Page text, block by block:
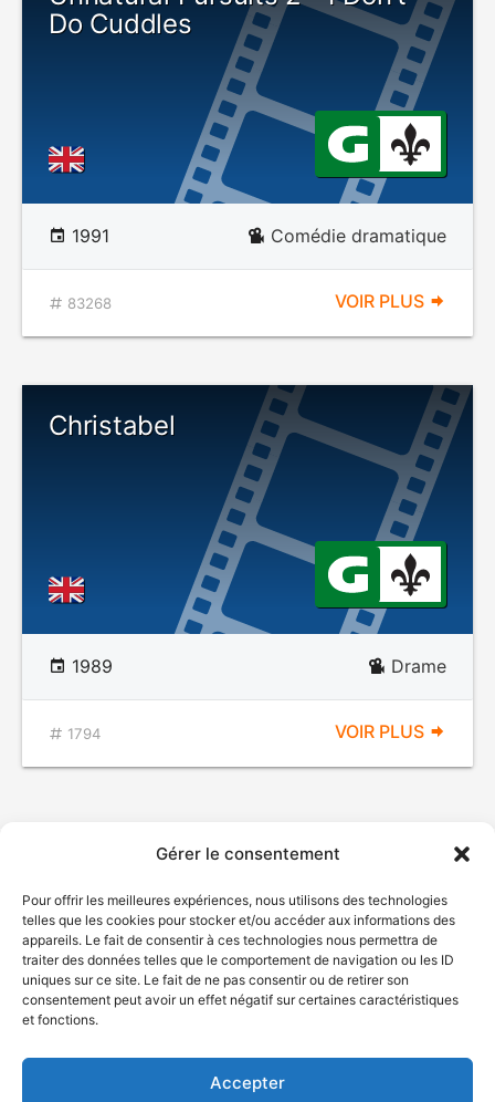
Gérer le consentement
Pour offrir les meilleures expériences, nous utilisons des technologies
telles que les cookies pour stocker et/ou accéder aux informations des
appareils. Le fait de consentir à ces technologies nous permettra de
traiter des données telles que le comportement de navigation ou les ID
uniques sur ce site. Le fait de ne pas consentir ou de retirer son
consentement peut avoir un effet négatif sur certaines caractéristiques
et fonctions.
Accepter
Do Cuddles
1991 Comédie dramatique
83268 VOIR PLUS
Christabel
1989 Drame
1794 VOIR PLUS
© Gouvernement du Québec, 2026
Plan du site
Accessibilité